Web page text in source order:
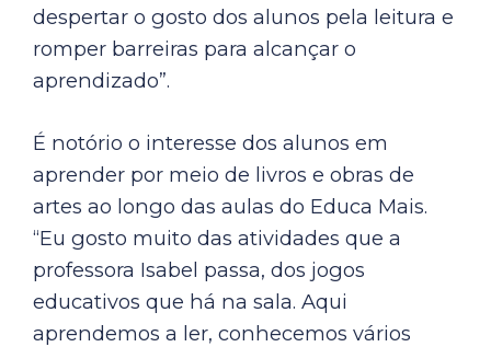
despertar o gosto dos alunos pela leitura e
romper barreiras para alcançar o
aprendizado”.
É notório o interesse dos alunos em
aprender por meio de livros e obras de
artes ao longo das aulas do Educa Mais.
“Eu gosto muito das atividades que a
professora Isabel passa, dos jogos
educativos que há na sala. Aqui
aprendemos a ler, conhecemos vários